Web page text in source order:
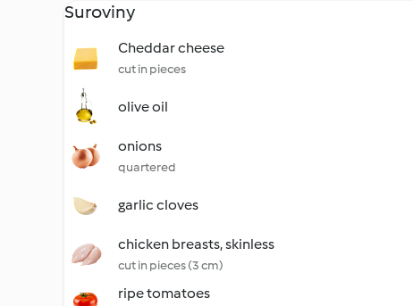
Suroviny
Cheddar cheese
cut in pieces
olive oil
onions
quartered
garlic cloves
chicken breasts, skinless
cut in pieces (3 cm)
ripe tomatoes